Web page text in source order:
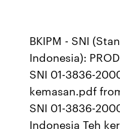
BKIPM - SNI
Indonesia):
SNI 01-3836-
kemasan.pdf
SNI 01-3836-
Indonesia Teh